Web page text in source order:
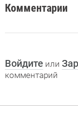
Комментарии
Войдите или
комментарий